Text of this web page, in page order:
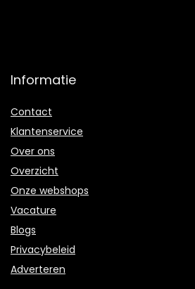
Informatie
Contact
Klantenservice
Over ons
Overzicht
Onze webshops
Vacature
Blogs
Privacybeleid
Adverteren